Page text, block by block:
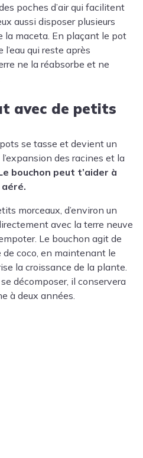
poches d’air qui facilitent
aussi disposer plusieurs
la maceta. En plaçant le pot
qui reste après
ne la réabsorbe et ne
avec de petits
se tasse et devient un
des racines et la
bouchon peut t’aider à
morceaux, d’environ un
avec la terre neuve
Le bouchon agit de
coco, en maintenant le
la croissance de la plante.
décomposer, il conservera
à deux années.